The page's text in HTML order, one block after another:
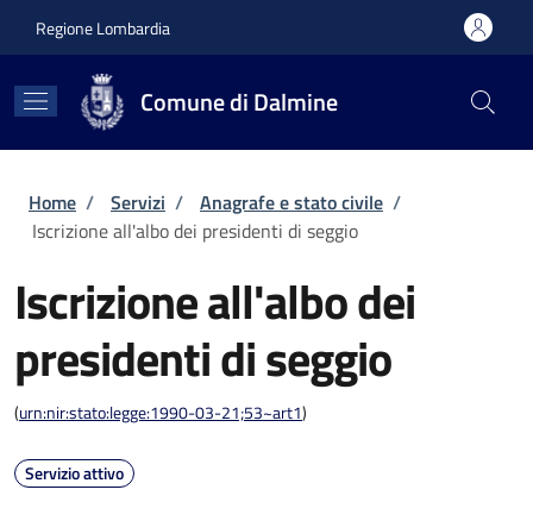
Regione Lombardia
Comune di Dalmine
Briciole di pane
Home / Servizi / Anagrafe e stato civile /
Iscrizione all'albo dei presidenti di seggio
Iscrizione all'albo dei
presidenti di seggio
(urn:nir:stato:legge:1990-03-21;53~art1)
Servizio attivo